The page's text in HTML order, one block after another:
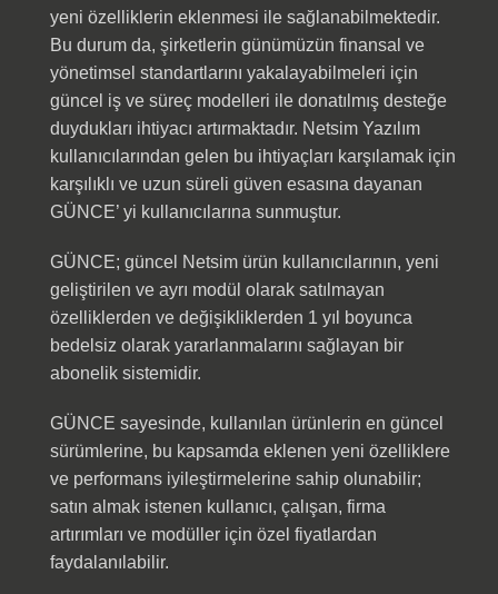
yeni özelliklerin eklenmesi ile sağlanabilmektedir.
Bu durum da, şirketlerin günümüzün finansal ve
yönetimsel standartlarını yakalayabilmeleri için
güncel iş ve süreç modelleri ile donatılmış desteğe
duydukları ihtiyacı artırmaktadır. Netsim Yazılım
kullanıcılarından gelen bu ihtiyaçları karşılamak için
karşılıklı ve uzun süreli güven esasına dayanan
GÜNCE’ yi kullanıcılarına sunmuştur.
GÜNCE; güncel Netsim ürün kullanıcılarının, yeni
geliştirilen ve ayrı modül olarak satılmayan
özelliklerden ve değişikliklerden 1 yıl boyunca
bedelsiz olarak yararlanmalarını sağlayan bir
abonelik sistemidir.
GÜNCE sayesinde, kullanılan ürünlerin en güncel
sürümlerine, bu kapsamda eklenen yeni özelliklere
ve performans iyileştirmelerine sahip olunabilir;
satın almak istenen kullanıcı, çalışan, firma
artırımları ve modüller için özel fiyatlardan
faydalanılabilir.